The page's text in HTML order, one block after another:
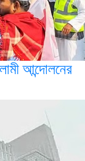
আন্দোলনের